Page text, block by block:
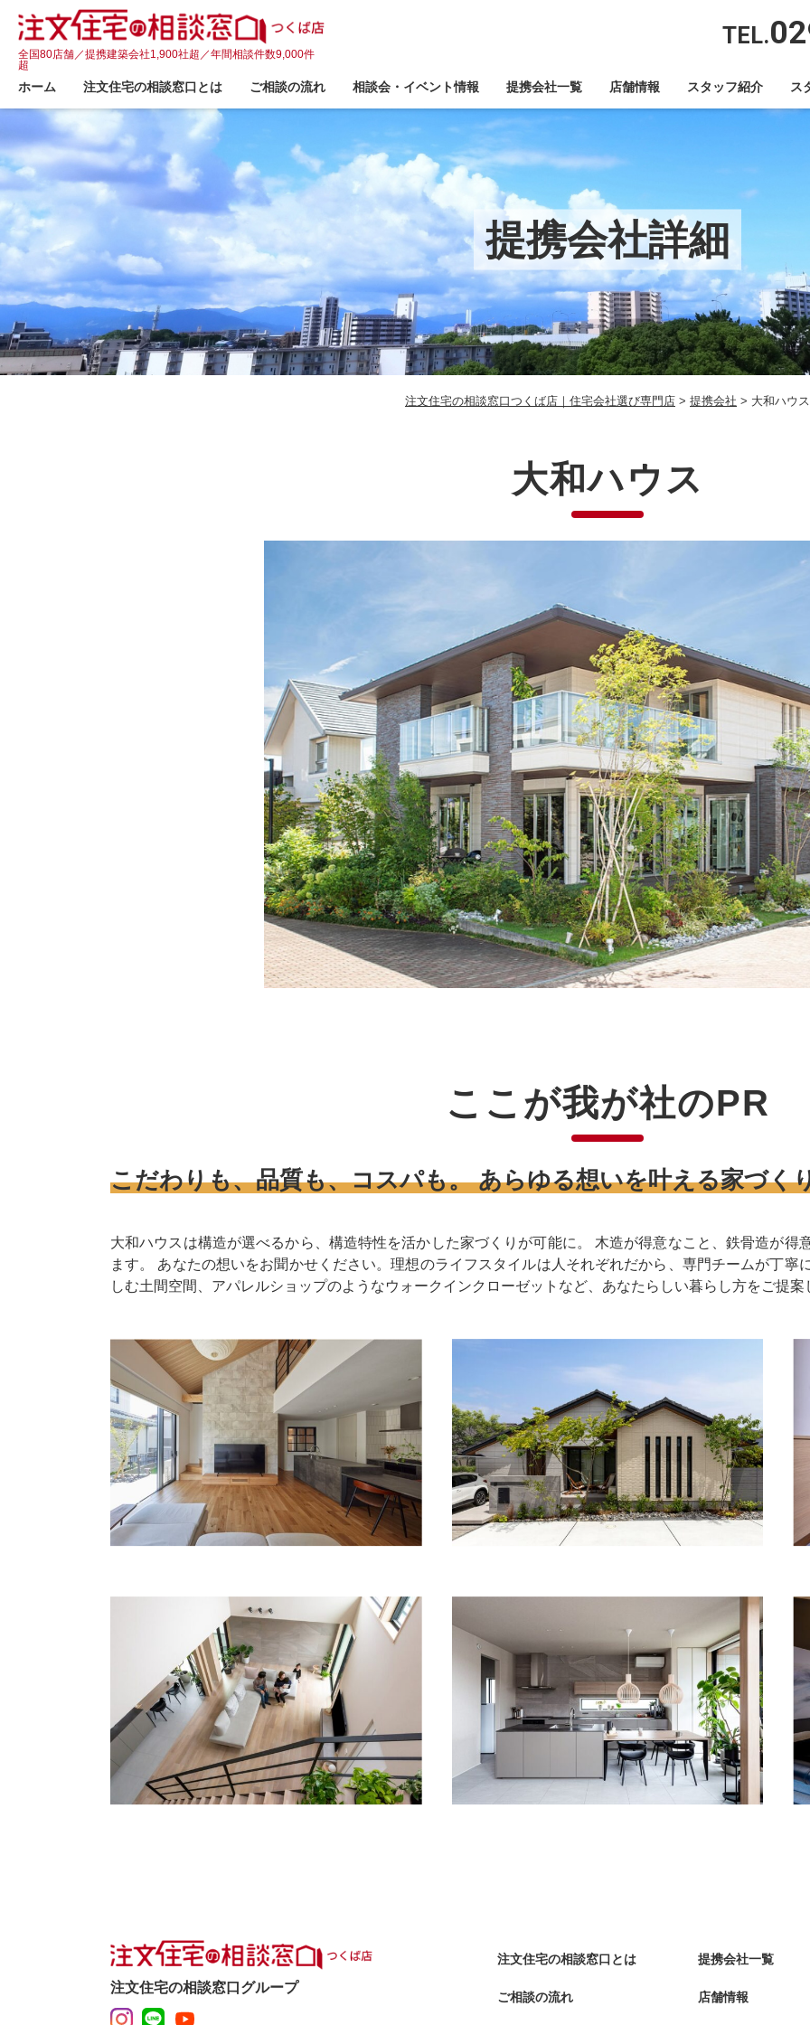
全国80店舗／提携建築会社1,900社超／年間相談件数9,000件
超
TEL.
ホーム 注文住宅の相談窓口とは ご相談の流れ 相談会・イベント情報 提携会社一覧 店舗情報 スタッフ紹介 ス
提携会社詳細
注文住宅の相談窓口つくば店｜住宅会社選び専門店 > 提携会社 > 大和ハウス
大和ハウス
ここが我が社のPR
こだわりも、品質も、コスパも。 あらゆる想いを叶える家づく
大和ハウスは構造が選べるから、構造特性を活かした家づくりが可能に。 木造が得意なこと、鉄骨造が得
ます。 あなたの想いをお聞かせください。理想のライフスタイルは人それぞれだから、専門チームが丁寧
しむ土間空間、アパレルショップのようなウォークインクローゼットなど、あなたらしい暮らし方をご提案
注文住宅の相談窓口とは
ご相談の流れ
提携会社一覧
店舗情報
注文住宅の相談窓口グループ